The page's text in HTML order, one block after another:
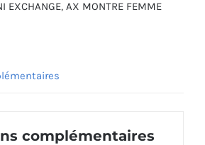
EXCHANGE, AX MONTRE FEMME
complémentaires